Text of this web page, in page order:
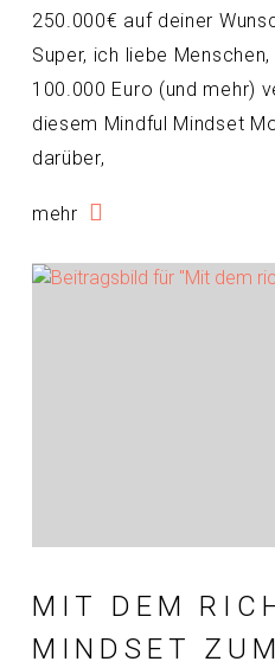
250.000€ auf deiner
Super, ich liebe
100.000 Euro (und mehr)
diesem Mindful Mindset
darüber,
mehr
MIT DEM
MINDSET